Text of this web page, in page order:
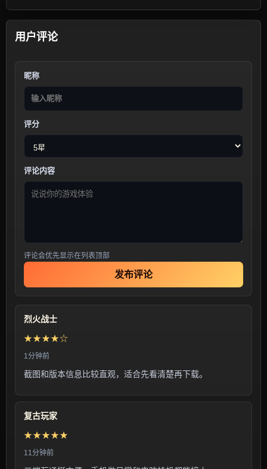
用户评论
昵称
评分
评论内容
评论会优先显示在列表顶部
发布评论
烈火战士
★★★★☆
1分钟前
截图和版本信息比较直观，适合先看清楚再下载。
复古玩家
★★★★★
11分钟前